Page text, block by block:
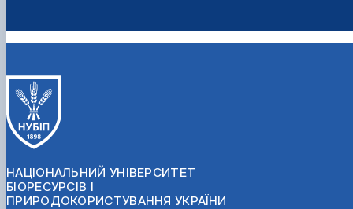
НАЦІОНАЛЬНИЙ УНІВЕРСИТЕТ
БІОРЕСУРСІВ І
ПРИРОДОКОРИСТУВАННЯ УКРАЇНИ